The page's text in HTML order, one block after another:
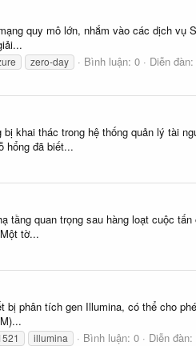
quy mô lớn, nhắm vào các dịch vụ
zero-day Bình luận: 0 Diễn đàn:
khai thác trong hệ thống quản lý tài
hổng đã biết...
tầng quan trọng sau hàng loạt cuộc
tờ...
bị phân tích gen Illumina, có thể cho
illumina Bình luận: 0 Diễn đàn: